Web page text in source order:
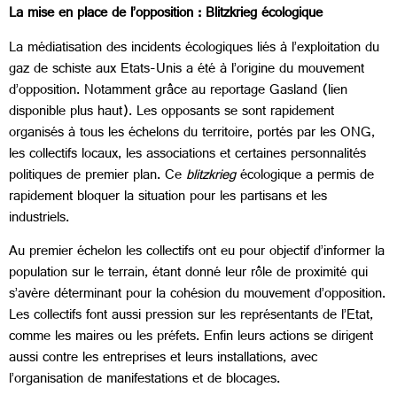
La mise en place de l’opposition : Blitzkrieg écologique
La médiatisation des incidents écologiques liés à l’exploitation du
gaz de schiste aux Etats-Unis a été à l’origine du mouvement
d’opposition. Notamment grâce au reportage Gasland (lien
disponible plus haut). Les opposants se sont rapidement
organisés à tous les échelons du territoire, portés par les ONG,
les collectifs locaux, les associations et certaines personnalités
politiques de premier plan. Ceblitzkriegécologique a permis de
rapidement bloquer la situation pour les partisans et les
industriels.
Au premier échelon les collectifs ont eu pour objectif d’informer la
population sur le terrain, étant donné leur rôle de proximité qui
s’avère déterminant pour la cohésion du mouvement d’opposition.
Les collectifs font aussi pression sur les représentants de l’Etat,
comme les maires ou les préfets. Enfin leurs actions se dirigent
aussi contre les entreprises et leurs installations, avec
l’organisation de manifestations et de blocages.